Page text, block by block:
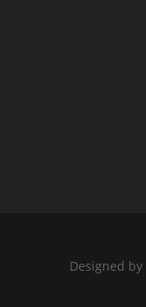
Designed by